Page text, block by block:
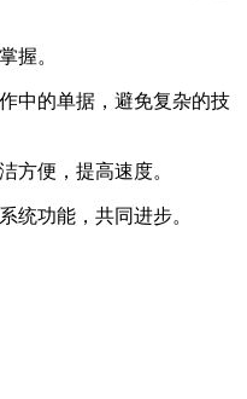
握。
中的单据，避免复杂的技
方便，提高速度。
统功能，共同进步。